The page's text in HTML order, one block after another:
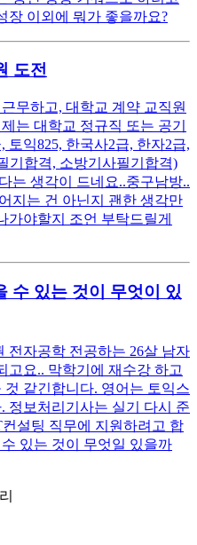
장 이외에 뭐가 좋을까요?
도전
무하고, 대학교 계약 교직원
는 대학교 정규직 또는 공기
토익825, 한국사2급, 한자2급,
기합격, 소방기사필기합격)
는 생각이 드네요..중구남방..
지는 건 아닌지 괜한 생각만
가야할지 조언 부탁드릴게
수 있는 것이 무엇이 있
전자공학 전공하는 26살 남자
고요.. 막학기에 재수강 하고
것 같긴합니다. 영어는 토익스
정보처리기사는 실기 다시 준
설팅 직무에 지원하려고 합
있는 것이 무엇일 있을까